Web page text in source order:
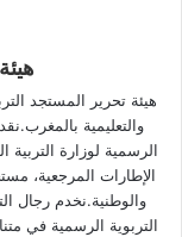
هيئة تحرير المستجد
والتعليمية
الرسمية لوزارة التربية
الإطارات المرجعية،
والوطنية.نخدم رجال
التربوية الرسمية في